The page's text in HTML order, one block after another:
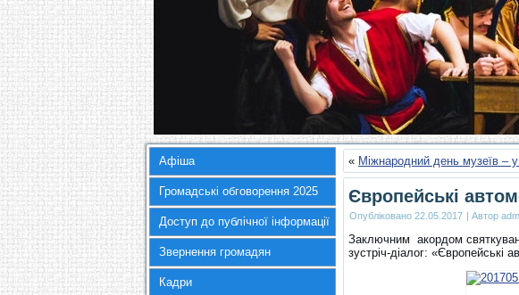
Афіша
Громадські обговорення 2025
Доступ до публічної інформації
Звернення громадян
Кадри
« Міжнародний день музеїв –
Європейські
Опубліковано 22.05.2017 | Автор
Заключним акордом
зустріч-діалог: «Європейські